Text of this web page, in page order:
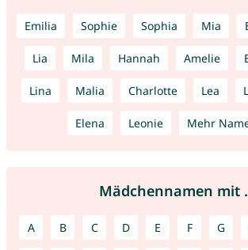
Emilia Sophie Sophia Mia
Lia Mila Hannah Amelie
Lina Malia Charlotte Lea
Elena Leonie Mehr
Mädchennamen mit
A B C D E F G